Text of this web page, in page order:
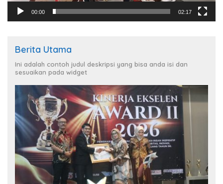
00:00 02:17
Berita Utama
Ini adalah contoh judul deskripsi yang bisa anda isi dan
sesuaikan pada widget